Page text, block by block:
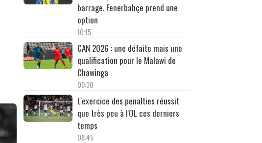
barrage, Fenerbahçe prend une
option
10:15
CAN 2026 : une défaite mais une
qualification pour le Malawi de
Chawinga
09:30
L'exercice des penalties réussit
que très peu à l'OL ces derniers
temps
08:45